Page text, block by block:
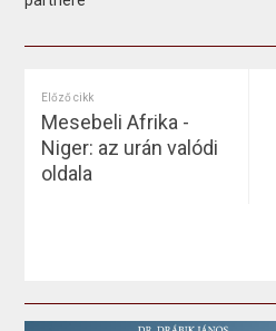
Előző cikk
Mesebeli Afrika -
Niger: az urán valódi
oldala